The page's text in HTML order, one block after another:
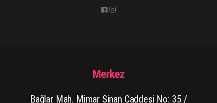
Merkez
Bağlar Mah. Mimar Sinan Caddesi No: 35 /